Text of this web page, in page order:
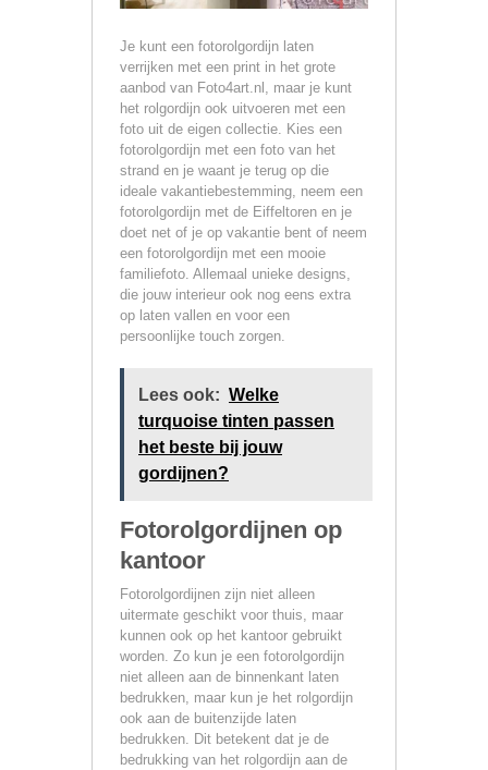
Je kunt een fotorolgordijn laten
verrijken met een print in het grote
aanbod van Foto4art.nl, maar je kunt
het rolgordijn ook uitvoeren met een
foto uit de eigen collectie. Kies een
fotorolgordijn met een foto van het
strand en je waant je terug op die
ideale vakantiebestemming, neem een
fotorolgordijn met de Eiffeltoren en je
doet net of je op vakantie bent of neem
een fotorolgordijn met een mooie
familiefoto. Allemaal unieke designs,
die jouw interieur ook nog eens extra
op laten vallen en voor een
persoonlijke touch zorgen.
Lees ook: Welke
turquoise tinten passen
het beste bij jouw
gordijnen?
Fotorolgordijnen op
kantoor
Fotorolgordijnen zijn niet alleen
uitermate geschikt voor thuis, maar
kunnen ook op het kantoor gebruikt
worden. Zo kun je een fotorolgordijn
niet alleen aan de binnenkant laten
bedrukken, maar kun je het rolgordijn
ook aan de buitenzijde laten
bedrukken. Dit betekent dat je de
bedrukking van het rolgordijn aan de